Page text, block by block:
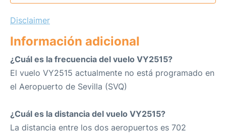
Disclaimer
Información adicional
¿Cuál es la frecuencia del vuelo VY2515?
El vuelo VY2515 actualmente no está programado en
el Aeropuerto de Sevilla (SVQ)
¿Cuál es la distancia del vuelo VY2515?
La distancia entre los dos aeropuertos es 702